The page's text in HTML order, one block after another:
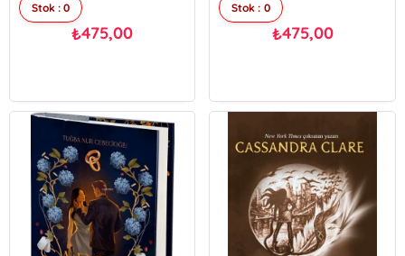
Stok : 0
₺475,00
Stok : 0
₺475,00